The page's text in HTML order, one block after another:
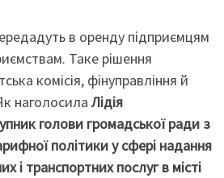
в оренду підприємцям
Таке рішення
комісія, фінуправління й
наголосилаЛідія
голови громадської ради з
політики у сфері надання
і транспортних послуг в місті